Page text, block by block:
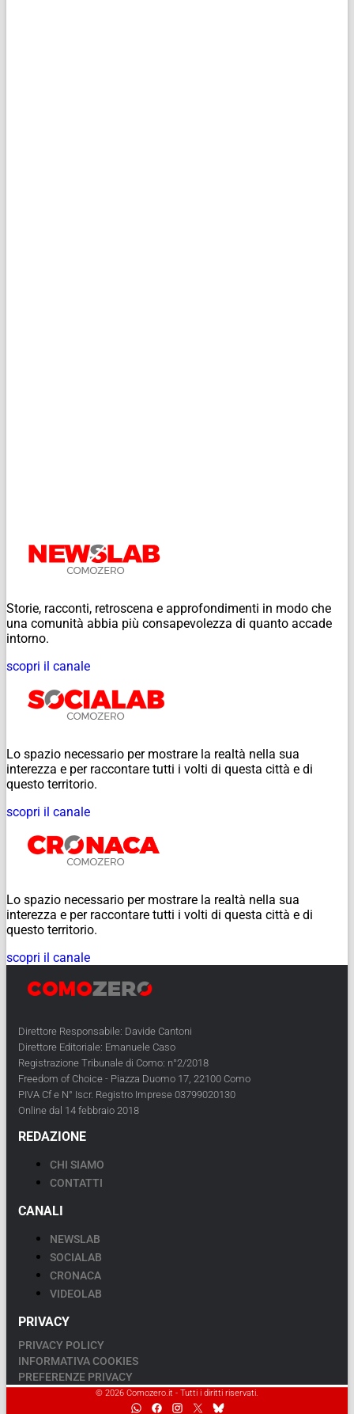
Storie, racconti, retroscena e approfondimenti in modo che
una comunità abbia più consapevolezza di quanto accade
intorno.
scopri il canale
Lo spazio necessario per mostrare la realtà nella sua
interezza e per raccontare tutti i volti di questa città e di
questo territorio.
scopri il canale
Lo spazio necessario per mostrare la realtà nella sua
interezza e per raccontare tutti i volti di questa città e di
questo territorio.
scopri il canale
Direttore Responsabile: Davide Cantoni
Direttore Editoriale: Emanuele Caso
Registrazione Tribunale di Como: n°2/2018
Freedom of Choice - Piazza Duomo 17, 22100 Como
PIVA Cf e N° Iscr. Registro Imprese 03799020130
Online dal 14 febbraio 2018
REDAZIONE
CHI SIAMO
CONTATTI
CANALI
NEWSLAB
SOCIALAB
CRONACA
VIDEOLAB
PRIVACY
PRIVACY POLICY
INFORMATIVA COOKIES
PREFERENZE PRIVACY
© 2026 Comozero.it - Tutti i diritti riservati.